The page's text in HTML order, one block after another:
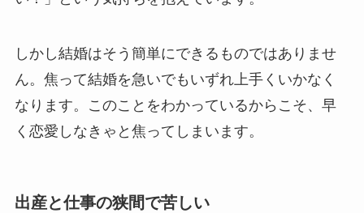
しかし結婚はそう簡単にできるものではありませ
ん。焦って結婚を急いでもいずれ上手くいかなく
なります。このことをわかっているからこそ、早
く恋愛しなきゃと焦ってしまいます。
出産と仕事の狭間で苦しい